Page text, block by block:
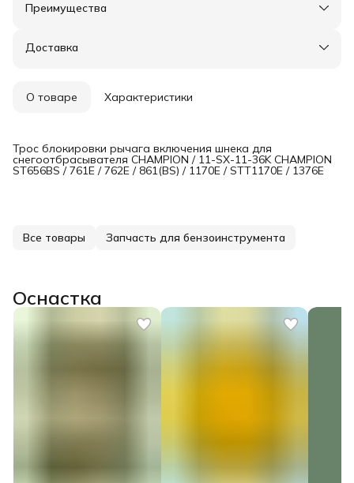
Преимущества
Оплата частями в Сплит
Удобный возврат
Доставка
О товаре Характеристики
Трос блокировки рычага включения шнека для
снегоотбрасывателя CHAMPION / 11-SX-11-36K CHAMPION
ST656BS / 761E / 762Е / 861(BS) / 1170E / STT1170E / 1376Е
Все товары Запчасть для бензоинструмента
Оснастка